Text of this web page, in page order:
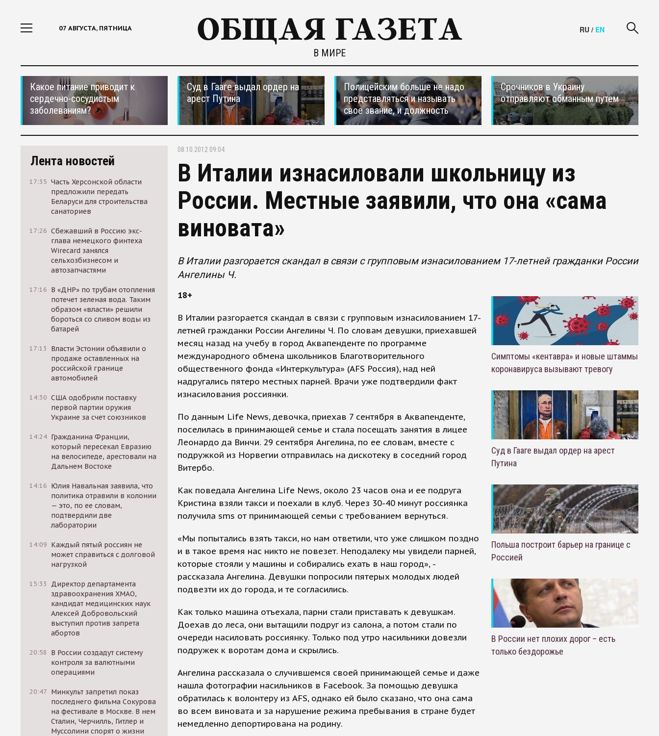
07 АВГУСТА, ПЯТНИЦА
В МИРЕ
RU / EN
Какое питание приводит к
сердечно-сосудистым
заболеваниям?
Суд в Гааге выдал ордер на
арест Путина
Полицейским больше не надо
представляться и называть
свое звание, и должность
Срочников в Украину
отправляют обманным путем
Лента новостей
17:35 Часть Херсонской области
предложили передать
Беларуси для строительства
санаториев
17:26 Сбежавший в Россию экс-
глава немецкого финтеха
Wirecard занялся
сельхозбизнесом и
автозапчастями
17:16 В «ДНР» по трубам отопления
потечет зеленая вода. Таким
образом «власти» решили
бороться со сливом воды из
батарей
17:13
Власти Эстонии объявили о
продаже оставленных на
российской границе
автомобилей
14:30 США одобрили поставку
первой партии оружия
Украине за счет союзников
14:24 Гражданина Франции,
который пересекал Евразию
на велосипеде, арестовали на
Дальнем Востоке
14:16 Юлия Навальная заявила, что
политика отравили в колонии
— это, по ее словам,
подтвердили две
лаборатории
14:09 Каждый пятый россиян не
может справиться с долговой
нагрузкой
15:33
Директор департамента
здравоохранения ХМАО,
кандидат медицинских наук
Алексей Добровольский
выступил против запрета
абортов
20:58
В России создадут систему
контроля за валютными
операциями
20:47 Минкульт запретил показ
последнего фильма Сокурова
на фестивале в Москве. В нем
Сталин, Черчилль, Гитлер и
Муссолини спорят о жизни
08.10.2012 09:04
В Италии изнасиловали школьницу из
России. Местные заявили, что она «сама
виновата»
В Италии разгорается скандал в связи с групповым изнасилованием 17-летней гражданки России
Ангелины Ч.
18+
В Италии разгорается скандал в связи с групповым изнасилованием 17-
летней гражданки России Ангелины Ч. По словам девушки, приехавшей
месяц назад на учебу в город Аквапенденте по программе
международного обмена школьников Благотворительного
общественного фонда «Интеркультура» (AFS Россия), над ней
надругались пятеро местных парней. Врачи уже подтвердили факт
изнасилования россиянки.
По данным Life News, девочка, приехав 7 сентября в Аквапенденте,
поселилась в принимающей семье и стала посещать занятия в лицее
Леонардо да Винчи. 29 сентября Ангелина, по ее словам, вместе с
подружкой из Норвегии отправилась на дискотеку в соседний город
Витербо.
Как поведала Ангелина Life News, около 23 часов она и ее подруга
Кристина взяли такси и поехали в клуб. Через 30-40 минут россиянка
получила sms от принимающей семьи с требованием вернуться.
«Мы попытались взять такси, но нам ответили, что уже слишком поздно
и в такое время нас никто не повезет. Неподалеку мы увидели парней,
которые стояли у машины и собирались ехать в наш город», -
рассказала Ангелина. Девушки попросили пятерых молодых людей
подвезти их до города, и те согласились.
Как только машина отъехала, парни стали приставать к девушкам.
Доехав до леса, они вытащили подруг из салона, а потом стали по
очереди насиловать россиянку. Только под утро насильники довезли
подружек к воротам дома и скрылись.
Ангелина рассказала о случившемся своей принимающей семье и даже
нашла фотографии насильников в Facebook. За помощью девушка
обратилась к волонтеру из AFS, однако ей было сказано, что она сама
во всем виновата и за нарушение режима пребывания в стране будет
немедленно депортирована на родину.
Симптомы «кентавра» и новые штаммы
коронавируса вызывают тревогу
Суд в Гааге выдал ордер на арест
Путина
Польша построит барьер на границе с
Россией
В России нет плохих дорог – есть
только бездорожье